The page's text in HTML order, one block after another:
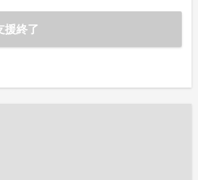
援終了